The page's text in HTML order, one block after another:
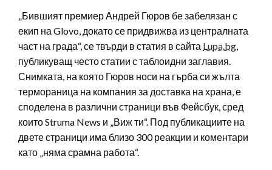
„Бившият премиер Андрей Гюров бе забелязан с
екип на Glovo, докато се придвижва из централната
част на града“, се твърди в статия в сайта Lupa.bg,
публикуващ често статии с таблоидни заглавия.
Снимката, на която Гюров носи на гърба си жълта
термораница на компания за доставка на храна, е
споделена в различни страници във Фейсбук, сред
които Struma News и „Виж ти“. Под публикациите на
двете страници има близо 300 реакции и коментари
като „няма срамна работа“.